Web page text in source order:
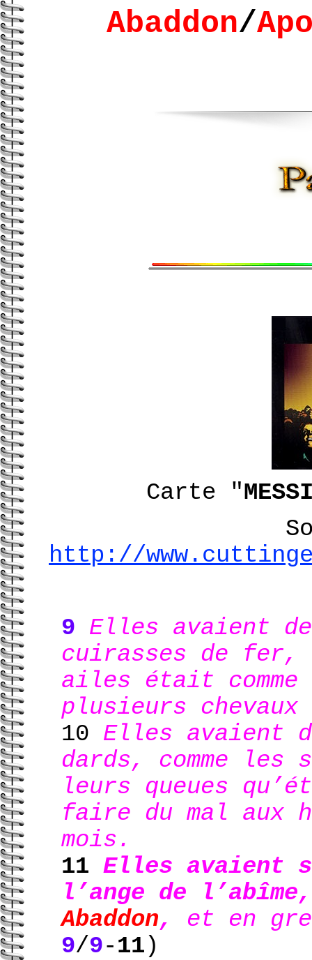
Abaddon/
Carte "
http://
9 Elles avaient
cuirasses de
ailes était
plusieurs
10 Elles avaient
dards, comme les
leurs queues
faire du mal aux
mois.
11 Elles avaient
l’ange de
Abaddon, et en
9/9-11 )